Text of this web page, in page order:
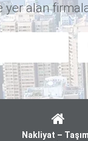
alan
Nakliyat –